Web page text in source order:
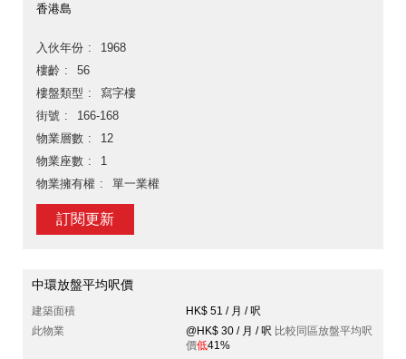
香港島
入伙年份
1968
樓齡
56
樓盤類型
寫字樓
街號
166-168
物業層數
12
物業座數
1
物業擁有權
單一業權
訂閱更新
中環放盤平均呎價
建築面積
HK$ 51 / 月 / 呎
此物業
@HK$ 30 / 月 / 呎 比較同區放盤平均呎
價低41%